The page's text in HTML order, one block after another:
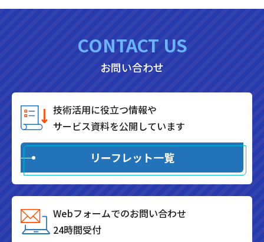
CONTACT US
お問い合わせ
技術活用に役立つ情報や
サービス資料を公開しています
リーフレット一覧
Webフォームでのお問い合わせ
24時間受付